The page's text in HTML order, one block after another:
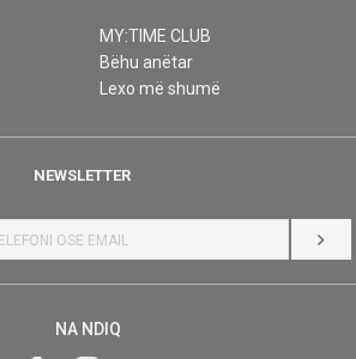
MY:TIME CLUB
Bëhu anëtar
Lexo më shumë
NEWSLETTER
HYR
NA NDIQ